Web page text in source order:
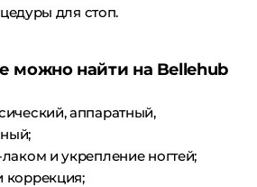
для стоп.
можно найти на Bellehub
аппаратный,
и укрепление ногтей;
коррекция;